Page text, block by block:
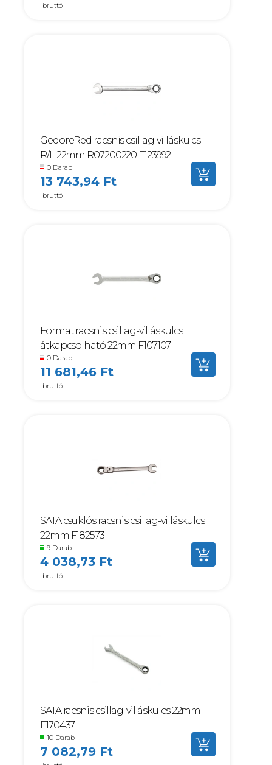
bruttó
GedoreRed racsnis csillag-villáskulcs
R/L 22mm R07200220 F123992
0 Darab
13 743,94 Ft
bruttó
Format racsnis csillag-villáskulcs
átkapcsolható 22mm F107107
0 Darab
11 681,46 Ft
bruttó
SATA csuklós racsnis csillag-villáskulcs
22mm F182573
9 Darab
4 038,73 Ft
bruttó
SATA racsnis csillag-villáskulcs 22mm
F170437
10 Darab
7 082,79 Ft